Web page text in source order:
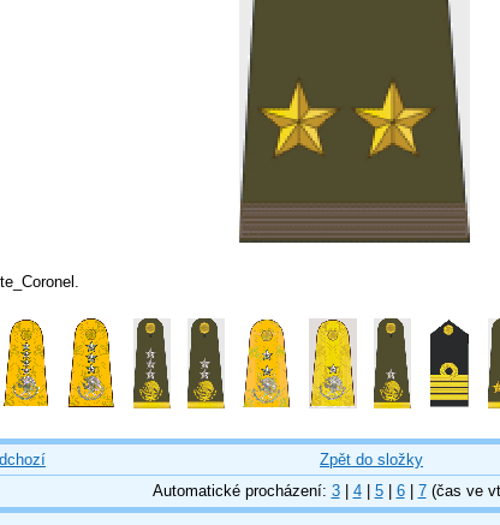
Zpět do složky
Automatické procházení: 3| 4| 5| 6| 7(čas ve